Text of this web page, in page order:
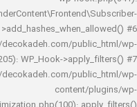
domains/decokadeh.com/
WP_Hook-
domains/decokadeh.com/